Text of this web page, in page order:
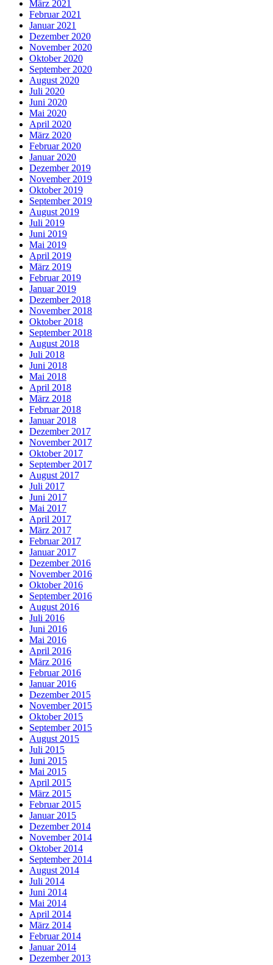
März 2021
Februar 2021
Januar 2021
Dezember 2020
November 2020
Oktober 2020
September 2020
August 2020
Juli 2020
Juni 2020
Mai 2020
April 2020
März 2020
Februar 2020
Januar 2020
Dezember 2019
November 2019
Oktober 2019
September 2019
August 2019
Juli 2019
Juni 2019
Mai 2019
April 2019
März 2019
Februar 2019
Januar 2019
Dezember 2018
November 2018
Oktober 2018
September 2018
August 2018
Juli 2018
Juni 2018
Mai 2018
April 2018
März 2018
Februar 2018
Januar 2018
Dezember 2017
November 2017
Oktober 2017
September 2017
August 2017
Juli 2017
Juni 2017
Mai 2017
April 2017
März 2017
Februar 2017
Januar 2017
Dezember 2016
November 2016
Oktober 2016
September 2016
August 2016
Juli 2016
Juni 2016
Mai 2016
April 2016
März 2016
Februar 2016
Januar 2016
Dezember 2015
November 2015
Oktober 2015
September 2015
August 2015
Juli 2015
Juni 2015
Mai 2015
April 2015
März 2015
Februar 2015
Januar 2015
Dezember 2014
November 2014
Oktober 2014
September 2014
August 2014
Juli 2014
Juni 2014
Mai 2014
April 2014
März 2014
Februar 2014
Januar 2014
Dezember 2013